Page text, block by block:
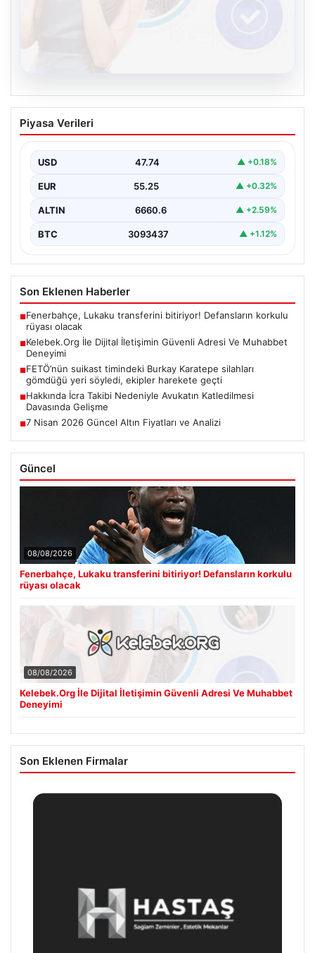
Kelebek.Org İle Dijital İletişimin Güvenli
Adresi Ve Muhabbet Deneyimi
oluşturması ciddi bir hassasiyet barındırmaktadır.
Günümüzde birçok…
Piyasa Verileri
USD 47.74 ▲ +0.18%
EUR 55.25 ▲ +0.32%
ALTIN 6660.6 ▲ +2.59%
BTC 3093437 ▲ +1.12%
Son Eklenen Haberler
■Fenerbahçe, Lukaku transferini bitiriyor! Defansların korkulu
rüyası olacak
■Kelebek.Org İle Dijital İletişimin Güvenli Adresi Ve Muhabbet
Deneyimi
■FETÖ’nün suikast timindeki Burkay Karatepe silahları
gömdüğü yeri söyledi, ekipler harekete geçti
■Hakkında İcra Takibi Nedeniyle Avukatın Katledilmesi
Davasında Gelişme
■7 Nisan 2026 Güncel Altın Fiyatları ve Analizi
Güncel
08/08/2026
Fenerbahçe, Lukaku transferini bitiriyor! Defansların korkulu
rüyası olacak
08/08/2026
Kelebek.Org İle Dijital İletişimin Güvenli Adresi Ve Muhabbet
Deneyimi
Son Eklenen Firmalar